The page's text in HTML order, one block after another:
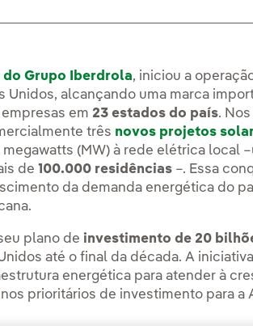
Grupo Iberdrola, iniciou a
Unidos, alcançando uma marca
em 23 estados do país.
três novos projetos
(MW) à rede elétrica local
de100.000 residências –. Essa
da demanda energética do
plano de investimento de 20
até o final da década. A
energética para atender à
prioritários de investimento para a